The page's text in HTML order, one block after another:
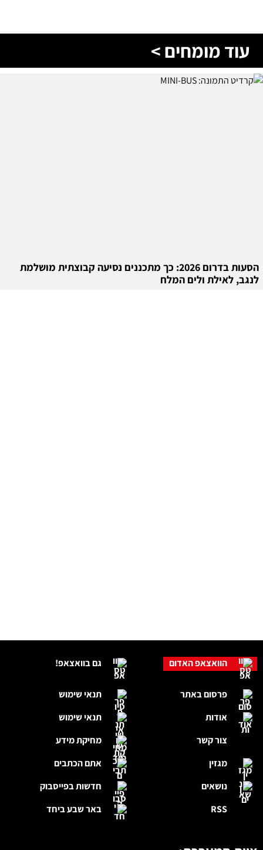
עוד מומחים >
הסעות בדרום 2026: כך מתכננים נסיעה קבוצתית מושלמת
לנגב, לאילת ולים המלח
גם בוואצאפ!
תנאי שימוש
תנאי שימוש
מחיקת מידע
אתם הכתבים
חדשות בפייסבוק
באר שבע ביחד
הוואצאפ האדום
פרסום באתר
אודות
צור קשר
מגזין
נושאים
RSS